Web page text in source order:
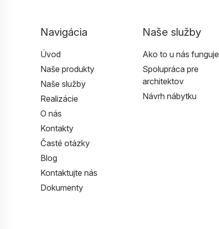
Navigácia
Úvod
Naše produkty
Naše služby
Realizácie
O nás
Kontakty
Časté otázky
Blog
Kontaktujte nás
Dokumenty
Naše služby
Ako to u nás funguje
Spolupráca pre
architektov
Návrh nábytku